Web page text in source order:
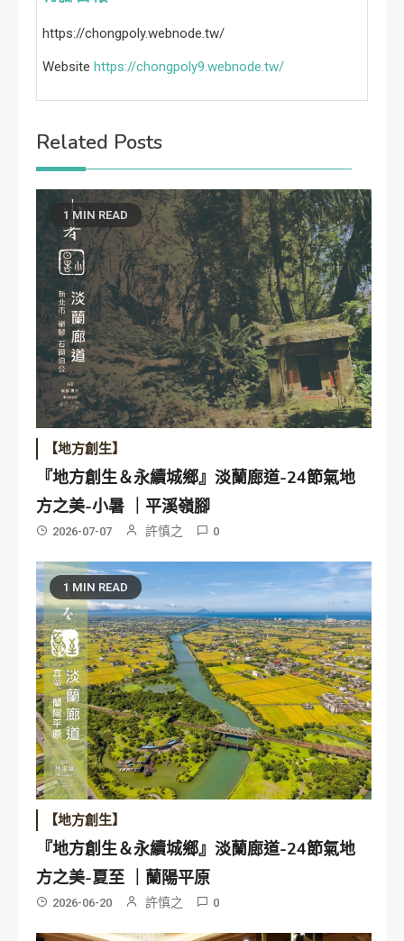
https://chongpoly.webnode.tw/
Website https://chongpoly9.webnode.tw/
Related Posts
1 MIN READ
【地方創生】
『地方創生＆永續城鄉』淡蘭廊道-24節氣地
方之美-小暑 ｜平溪嶺腳
2026-07-07 許慎之 0
1 MIN READ
【地方創生】
『地方創生＆永續城鄉』淡蘭廊道-24節氣地
方之美-夏至 ｜蘭陽平原
2026-06-20 許慎之 0